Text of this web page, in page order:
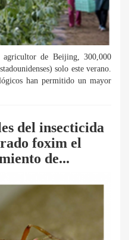
agricultor de Beijing, 300,000
solo este verano.
han permitido un mayor
del insecticida
foxim el
de...